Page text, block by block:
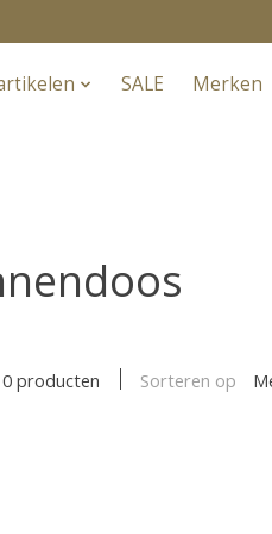
SALE Merken
0 producten Sorteren op